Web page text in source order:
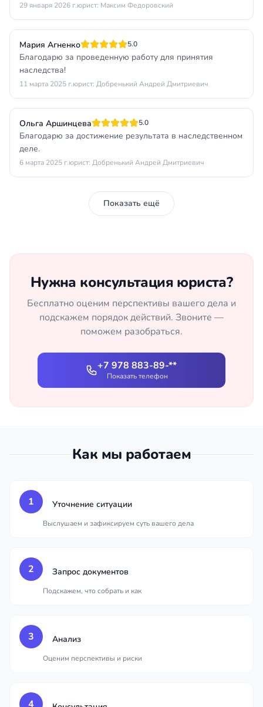
29 января 2026 г.юрист: Максим Федоровский
Мария Агненко 5.0
Благодарю за проведенную работу для принятия
наследства!
11 марта 2025 г.юрист: Добренький Андрей Дмитриевич
Ольга Аршинцева 5.0
Благодарю за достижение результата в наследственном
деле.
6 марта 2025 г.юрист: Добренький Андрей Дмитриевич
Показать ещё
Нужна консультация юриста?
Бесплатно оценим перспективы вашего дела и
подскажем порядок действий. Звоните —
поможем разобраться.
+7 978 883-89-**
Показать телефон
Как мы работаем
1 Уточнение ситуации
Выслушаем и зафиксируем суть вашего дела
2 Запрос документов
Подскажем, что собрать и как
3 Анализ
Оценим перспективы и риски
4